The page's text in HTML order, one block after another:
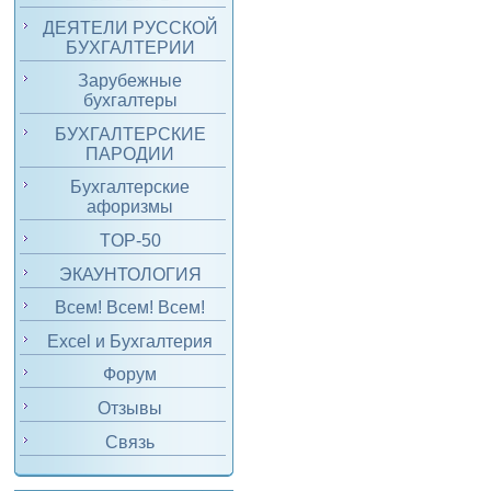
ДЕЯТЕЛИ РУССКОЙ
БУХГАЛТЕРИИ
Зарубежные
бухгалтеры
БУХГАЛТЕРСКИЕ
ПАРОДИИ
Бухгалтерские
афоризмы
TOP-50
ЭКАУНТОЛОГИЯ
Всем! Всем! Всем!
Excel и Бухгалтерия
Форум
Отзывы
Связь